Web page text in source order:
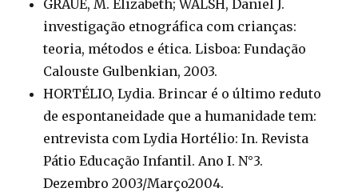
GRAUE, M. Elizabeth; WALSH, Daniel J.
investigação etnográfica com crianças:
teoria, métodos e ética. Lisboa: Fundação
Calouste Gulbenkian, 2003.
HORTÉLIO, Lydia. Brincar é o último reduto
de espontaneidade que a humanidade tem:
entrevista com Lydia Hortélio: In. Revista
Pátio Educação Infantil. Ano I. N°3.
Dezembro 2003/Março2004.